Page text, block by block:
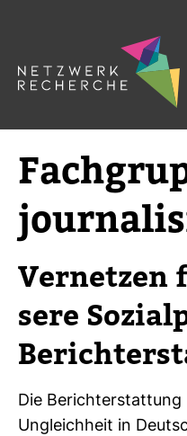
Ver­netzen
sere
Die Bericht­erstat­tung
Ungleich­heit in